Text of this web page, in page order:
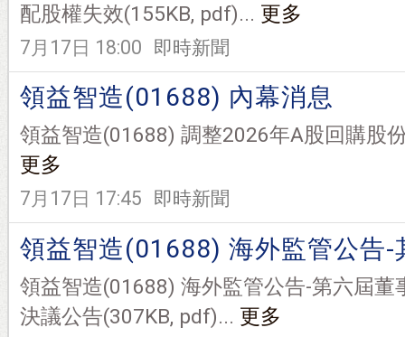
配股權失效(155KB, pdf)... 更多
7月17日 18:00 即時新聞
領益智造(01688) 內幕消息
領益智造(01688) 調整2026年A股回購股
更多
7月17日 17:45 即時新聞
領益智造(01688) 海外監管公告-
領益智造(01688) 海外監管公告-第六屆董
決議公告(307KB, pdf)... 更多